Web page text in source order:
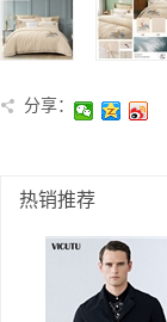
分享：
热销推荐